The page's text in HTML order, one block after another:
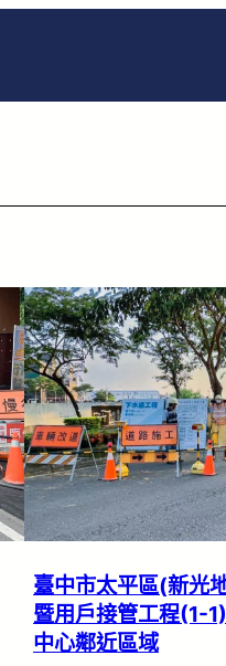
臺中市太平區(新光
暨用戶接管工程(1-
中心鄰近區域